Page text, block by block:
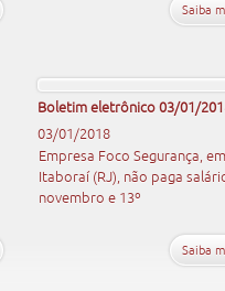
Saiba
Boletim eletrônico 03/01/
03/01/2018
Empresa Foco Segurança, em
Itaboraí (RJ), não paga
novembro e 13º
Saiba